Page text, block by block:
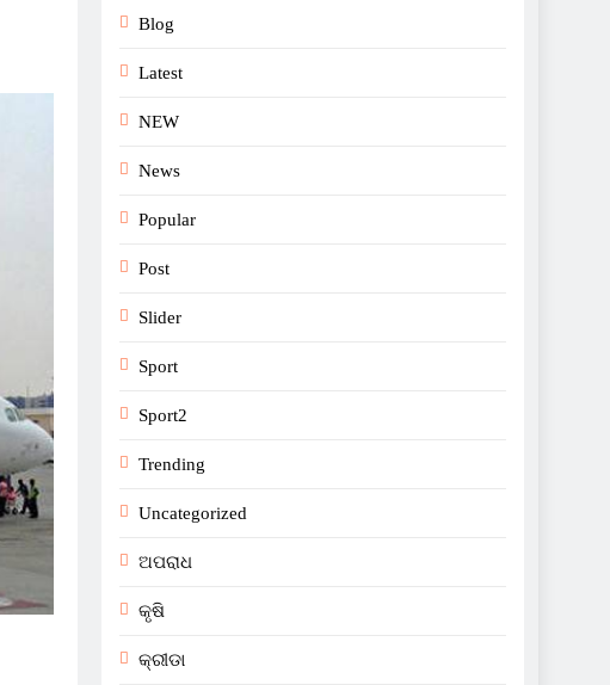
Blog
Latest
NEW
News
Popular
Post
Slider
Sport
Sport2
Trending
Uncategorized
ଅପରାଧ
କୃଷି
କ୍ରୀଡା